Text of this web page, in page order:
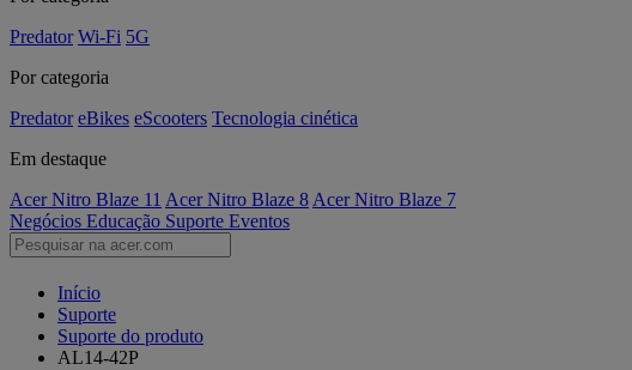
Predator Wi-Fi 5G
Por categoria
Predator eBikes eScooters Tecnologia cinética
Em destaque
Acer Nitro Blaze 11 Acer Nitro Blaze 8 Acer Nitro Blaze 7
Negócios Educação Suporte Eventos
Início
Suporte
Suporte do produto
AL14-42P